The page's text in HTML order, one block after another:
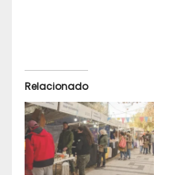
Relacionado